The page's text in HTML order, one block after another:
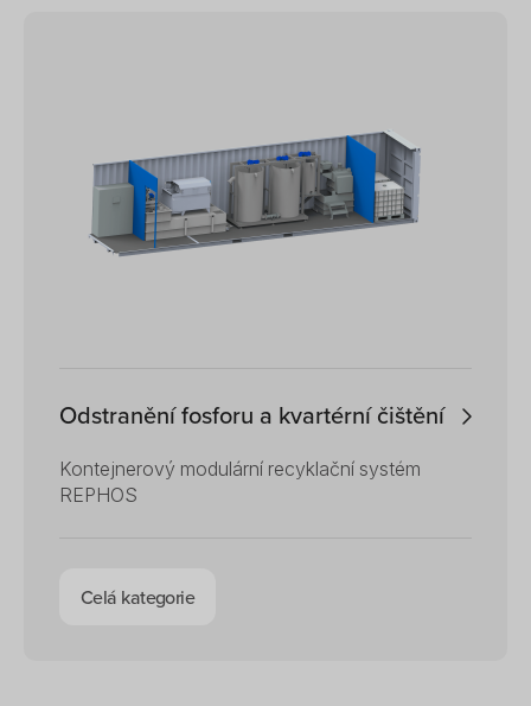
Odstranění fosforu a kvartérní čištění
Kontejnerový modulární recyklační systém
REPHOS
Celá kategorie